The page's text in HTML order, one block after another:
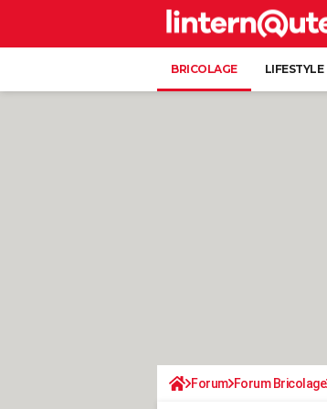
BRICOLAGE LIFESTYLE
Forum Forum Bricolage